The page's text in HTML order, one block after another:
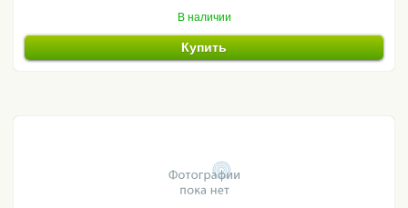
В наличии
Купить